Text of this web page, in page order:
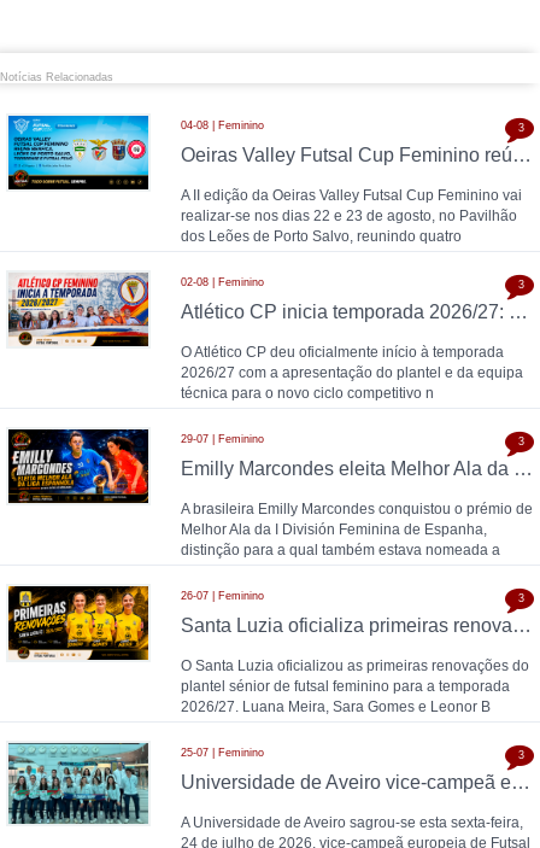
Notícias Relacionadas
04-08 | Feminino
Oeiras Valley Futsal Cup Feminino reúne Benfica, Leões de Porto Salvo, Torreense e Futsal Feijó
A II edição da Oeiras Valley Futsal Cup Feminino vai
realizar-se nos dias 22 e 23 de agosto, no Pavilhão
dos Leões de Porto Salvo, reunindo quatro
3
02-08 | Feminino
Atlético CP inicia temporada 2026/27: Pedro Henriques comanda plantel feminino
O Atlético CP deu oficialmente início à temporada
2026/27 com a apresentação do plantel e da equipa
técnica para o novo ciclo competitivo n
3
29-07 | Feminino
Emilly Marcondes eleita Melhor Ala da Liga Espanhola; Carolina Pedreira esteve entre as nomeadas
A brasileira Emilly Marcondes conquistou o prémio de
Melhor Ala da I División Feminina de Espanha,
distinção para a qual também estava nomeada a
3
26-07 | Feminino
Santa Luzia oficializa primeiras renovações para 2026/27: Luana Meira, Sara Gomes e Leonor Brandão
O Santa Luzia oficializou as primeiras renovações do
plantel sénior de futsal feminino para a temporada
2026/27. Luana Meira, Sara Gomes e Leonor B
3
25-07 | Feminino
Universidade de Aveiro vice-campeã europeia de Futsal Universitário Feminino: Zagreb impõe-se por 4-1 na final dos Jogos Europeus Universitários
A Universidade de Aveiro sagrou-se esta sexta-feira,
24 de julho de 2026, vice-campeã europeia de Futsal
3